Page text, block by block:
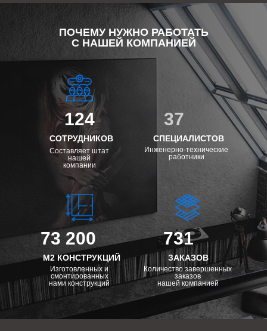
ПОЧЕМУ НУЖНО РАБОТАТЬ
С НАШЕЙ КОМПАНИЕЙ
124
СОТРУДНИКОВ
Составляет штат
нашей
компании
73 200
М2 КОНСТРУКЦИЙ
Изготовленных и
смонтированных
нами конструкций
731
ЗАКАЗОВ
Количество завершенных
заказов
нашей компанией
37
СПЕЦИАЛИСТОВ
Инженерно-технические
работники